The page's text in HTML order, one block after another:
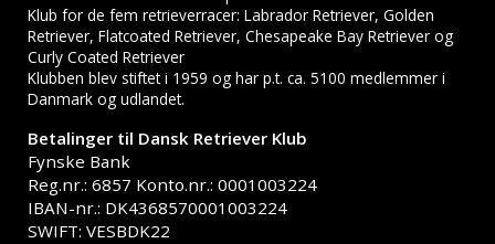
Klub for de fem retrieverracer: Labrador Retriever, Golden
Retriever, Flatcoated Retriever, Chesapeake Bay Retriever og
Curly Coated Retriever
Klubben blev stiftet i 1959 og har p.t. ca. 5100 medlemmer i
Danmark og udlandet.
Betalinger til Dansk Retriever Klub
Fynske Bank
Reg.nr.: 6857 Konto.nr.: 0001003224
IBAN-nr.: DK4368570001003224
SWIFT: VESBDK22